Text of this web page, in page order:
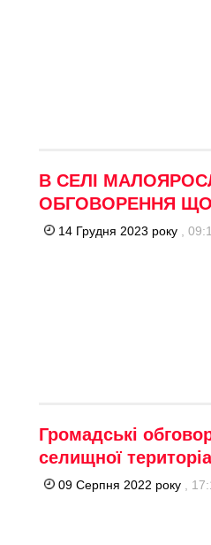
В СЕЛІ
ОБГОВОРЕННЯ
14 Грудня 2023 року ,
Громадські
селищної
09 Серпня 2022 року ,